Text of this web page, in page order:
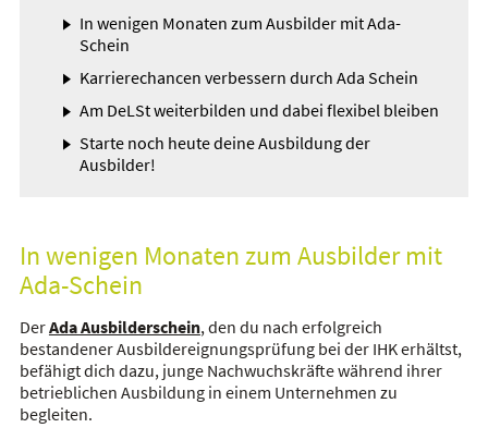
In wenigen Monaten zum Ausbilder mit Ada-
Schein
Karrierechancen verbessern durch Ada Schein
Am DeLSt weiterbilden und dabei flexibel bleiben
Starte noch heute deine Ausbildung der
Ausbilder!
In wenigen Monaten zum Ausbilder mit
Ada-Schein
DerAda Ausbilderschein, den du nach erfolgreich
bestandener Ausbildereignungsprüfung bei der IHK erhältst,
befähigt dich dazu, junge Nachwuchskräfte während ihrer
betrieblichen Ausbildung in einem Unternehmen zu
begleiten.